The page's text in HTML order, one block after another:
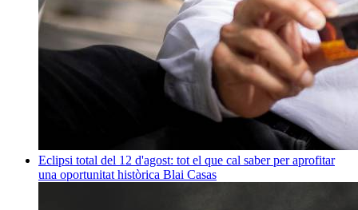
Eclipsi total del 12 d'agost: tot el que cal saber per aprofitar
una oportunitat històrica Blai Casas